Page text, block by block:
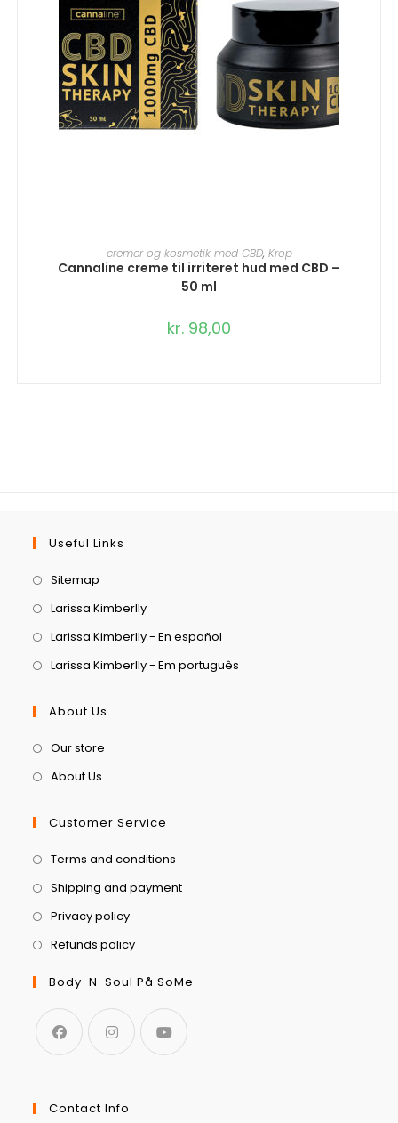
TILFØJ TIL KURV
cremer og kosmetik med CBD, Krop
Cannaline creme til irriteret hud med CBD –
50 ml
kr. 98,00
Useful Links
Sitemap
Larissa Kimberlly
Larissa Kimberlly - En español
Larissa Kimberlly - Em português
About Us
Our store
About Us
Customer Service
Terms and conditions
Shipping and payment
Privacy policy
Refunds policy
Body-N-Soul På SoMe
Contact Info